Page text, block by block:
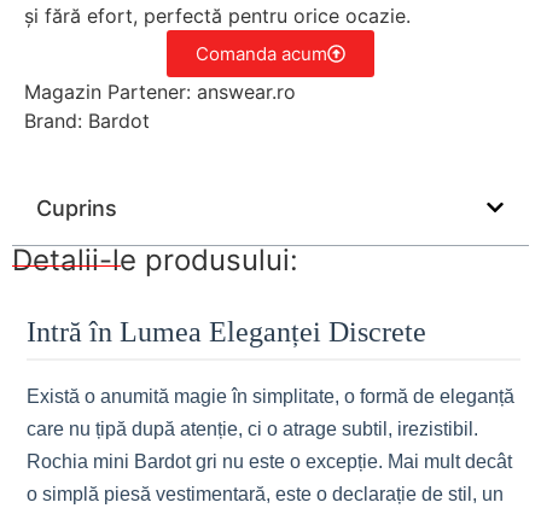
și fără efort, perfectă pentru orice ocazie.
Comanda acum
Magazin Partener: answear.ro
Brand: Bardot
Cuprins
Detalii-le produsului:
Intră în Lumea Eleganței Discrete
Există o anumită magie în simplitate, o formă de eleganță
care nu țipă după atenție, ci o atrage subtil, irezistibil.
Rochia mini Bardot gri nu este o excepție. Mai mult decât
o simplă piesă vestimentară, este o declarație de stil, un